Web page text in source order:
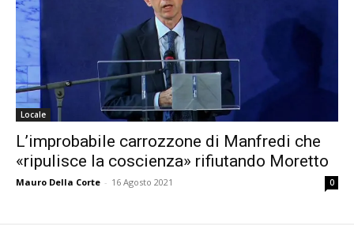
Locale
L’improbabile carrozzone di Manfredi che
«ripulisce la coscienza» rifiutando Moretto
Mauro Della Corte - 16 Agosto 2021 0